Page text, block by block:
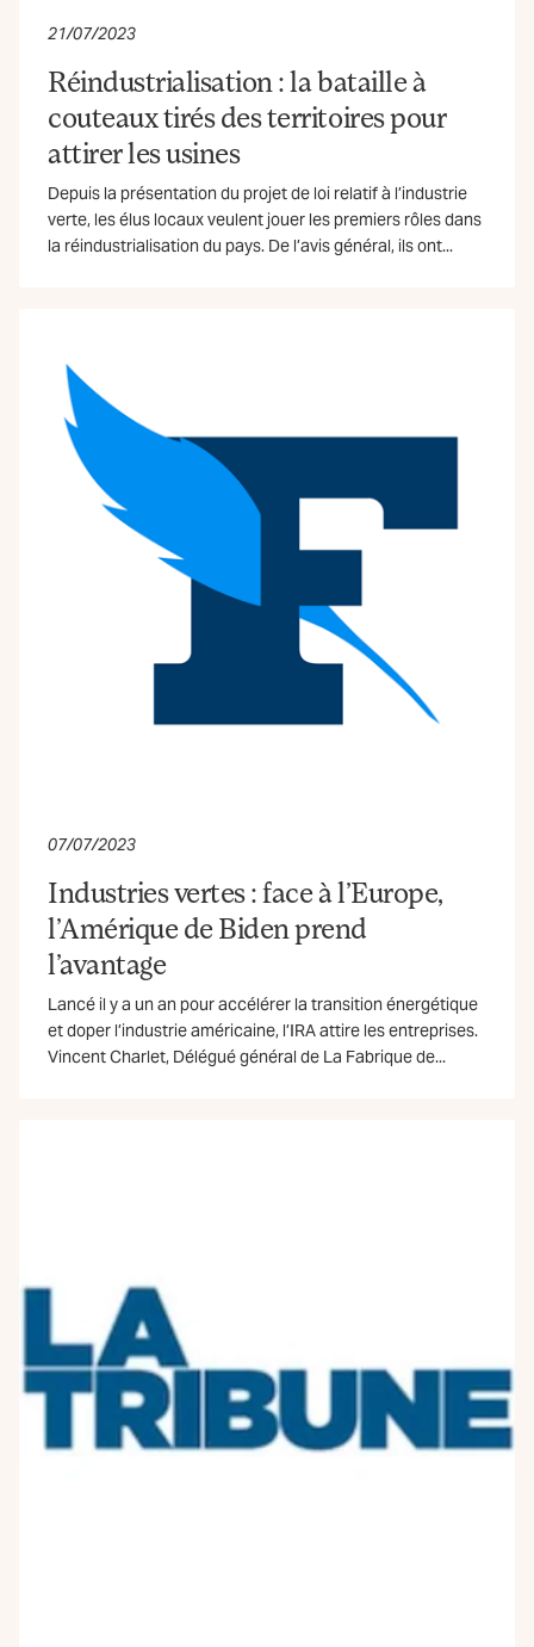
21/07/2023
Réindustrialisation : la bataille à
couteaux tirés des territoires pour
attirer les usines
Depuis la présentation du projet de loi relatif à l’industrie
verte, les élus locaux veulent jouer les premiers rôles dans
la réindustrialisation du pays. De l’avis général, ils ont...
07/07/2023
Industries vertes : face à l’Europe,
l’Amérique de Biden prend
l’avantage
Lancé il y a un an pour accélérer la transition énergétique
et doper l’industrie américaine, l’IRA attire les entreprises.
Vincent Charlet, Délégué général de La Fabrique de...